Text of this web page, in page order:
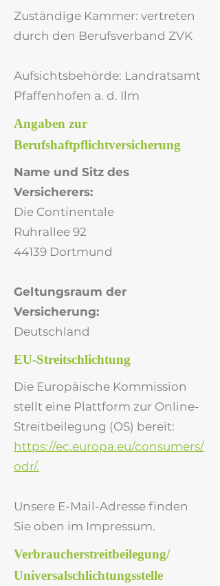
Zuständige Kammer: vertreten
durch den Berufsverband ZVK
Aufsichtsbehörde: Landratsamt
Pfaffenhofen a. d. Ilm
Angaben zur
Berufshaftpflichtversicherung
Name und Sitz des
Versicherers:
Die Continentale
Ruhrallee 92
44139 Dortmund
Geltungsraum der
Versicherung:
Deutschland
EU-Streitschlichtung
Die Europäische Kommission
stellt eine Plattform zur Online-
Streitbeilegung (OS) bereit:
https://ec.europa.eu/consumers/
odr/.
Unsere E-Mail-Adresse finden
Sie oben im Impressum.
Verbraucherstreitbeilegung/
Universalschlichtungsstelle